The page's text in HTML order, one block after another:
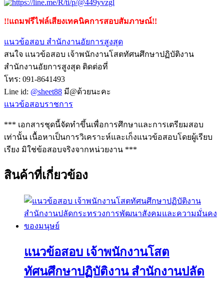
!!แถมฟรีไฟล์เสียงเทคนิคการสอบสัมภาษณ์!!
แนวข้อสอบ สำนักงานอัยการสูงสุด
สนใจ แนวข้อสอบ เจ้าพนักงานโสตทัศนศึกษาปฏิบัติงาน
สำนักงานอัยการสูงสุด ติดต่อที่
โทร: 091-8641493
Line id: @sheet88 มี@ด้วยนะคะ
แนวข้อสอบราชการ
*** เอกสารชุดนี้จัดทำขึ้นเพื่อการศึกษาและการเตรียมสอบ
เท่านั้น เนื้อหาเป็นการวิเคราะห์และเก็งแนวข้อสอบโดยผู้เรียบ
เรียง มิใช่ข้อสอบจริงจากหน่วยงาน ***
สินค้าที่เกี่ยวข้อง
แนวข้อสอบ เจ้าพนักงานโสต
ทัศนศึกษาปฏิบัติงาน สำนักงานปลัด